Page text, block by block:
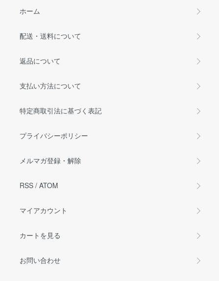
ホーム
配送・送料について
返品について
支払い方法について
特定商取引法に基づく表記
プライバシーポリシー
メルマガ登録・解除
RSS / ATOM
マイアカウント
カートを見る
お問い合わせ